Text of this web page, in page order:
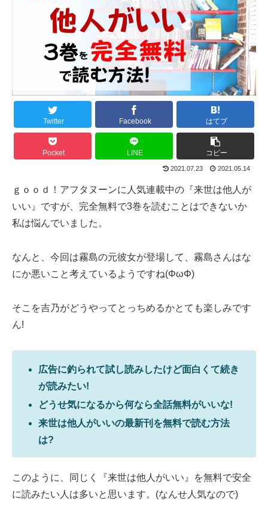
Twitter Facebook はてブ
Pocket LINE コピー
2021.07.23 2021.05.14
ｇｏｏｄ！アフタヌーンに人気連載中の『来世は他人が
いい』ですが、完全無料で3巻を読むことはできないか
私は悩んでいました。
なんと、今回は霧島の元彼女が登場して、霧島さんはな
にか悪いこと考えているようですね(ΦωΦ)
そこを吉乃がどうやってとっちめるかとても楽しみです
ん!
広告に釣られて試し読みしたけど面白くて続き
が読みたい!
どうせ気になるから何なら全話無料がいいな!
来世は他人がいいの最新刊を無料で読む方法
は?
このように、同じく『来世は他人がいい』を無料で安全
に読みたい人は多いと思います。(なんせ人気なので)